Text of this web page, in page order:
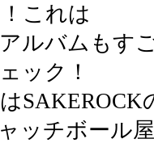
これは
ルバムもす
ック！
ッチボール